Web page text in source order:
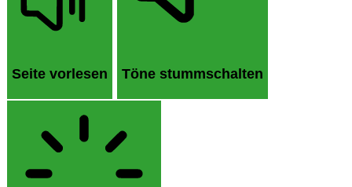
Seite vorlesen Töne stummschalten